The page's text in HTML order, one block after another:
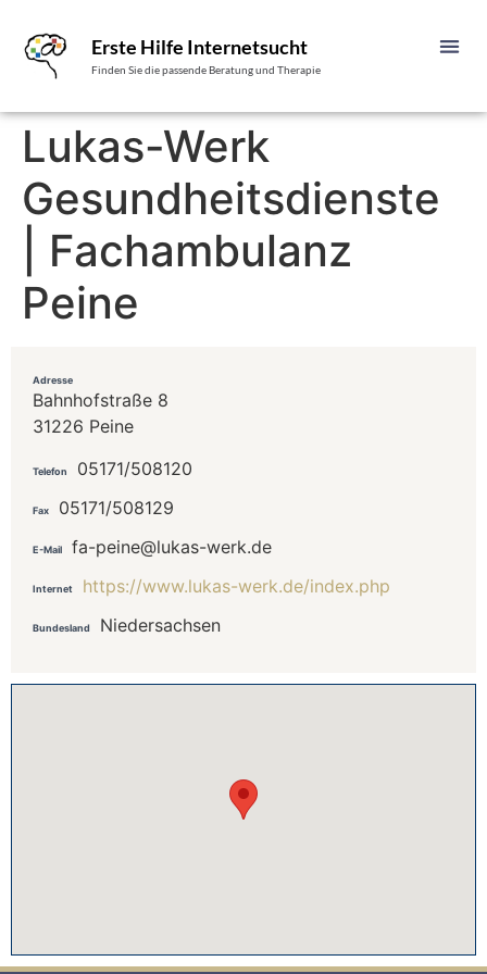
Erste Hilfe Internetsucht
Finden Sie die passende Beratung und Therapie
Lukas-Werk
Gesundheitsdienste
| Fachambulanz
Peine
Adresse
Bahnhofstraße 8
31226 Peine
Telefon 05171/508120
Fax 05171/508129
E-Mail fa-peine@lukas-werk.de
Internet https://www.lukas-werk.de/index.php
Bundesland Niedersachsen